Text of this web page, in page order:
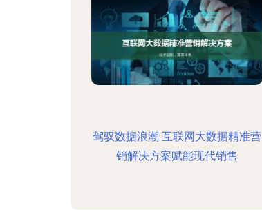
驾驭数据浪潮 互联网大数据精准营
销解决方案赋能现代销售